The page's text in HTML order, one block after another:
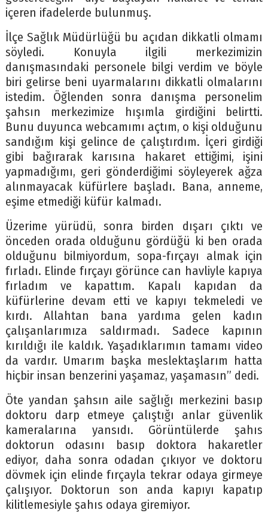
içeren ifadelerde bulunmuş.
İlçe Sağlık Müdürlüğü bu açıdan dikkatli olmamı
söyledi. Konuyla ilgili merkezimizin
danışmasındaki personele bilgi verdim ve böyle
biri gelirse beni uyarmalarını dikkatli olmalarını
istedim. Öğlenden sonra danışma personelim
şahsın merkezimize hışımla girdiğini belirtti.
Bunu duyunca webcamımı açtım, o kişi olduğunu
sandığım kişi gelince de çalıştırdım. İçeri girdiği
gibi bağırarak karısına hakaret ettiğimi, işini
yapmadığımı, geri gönderdiğimi söyleyerek ağza
alınmayacak küfürlere başladı. Bana, anneme,
eşime etmediği küfür kalmadı.
Üzerime yürüdü, sonra birden dışarı çıktı ve
önceden orada olduğunu gördüğü ki ben orada
olduğunu bilmiyordum, sopa-fırçayı almak için
fırladı. Elinde fırçayı görünce can havliyle kapıya
fırladım ve kapattım. Kapalı kapıdan da
küfürlerine devam etti ve kapıyı tekmeledi ve
kırdı. Allahtan bana yardıma gelen kadın
çalışanlarımıza saldırmadı. Sadece kapının
kırıldığı ile kaldık. Yaşadıklarımın tamamı video
da vardır. Umarım başka meslektaşlarım hatta
hiçbir insan benzerini yaşamaz, yaşamasın” dedi.
Öte yandan şahsın aile sağlığı merkezini basıp
doktoru darp etmeye çalıştığı anlar güvenlik
kameralarına yansıdı. Görüntülerde şahıs
doktorun odasını basıp doktora hakaretler
ediyor, daha sonra odadan çıkıyor ve doktoru
dövmek için elinde fırçayla tekrar odaya girmeye
çalışıyor. Doktorun son anda kapıyı kapatıp
kilitlemesiyle şahıs odaya giremiyor.